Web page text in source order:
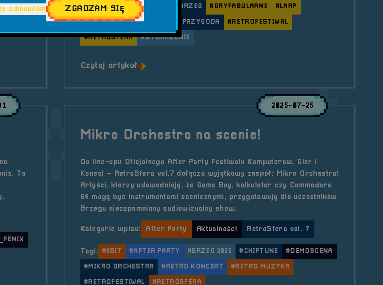
Tagi: #ALLTHEKINGSMEN #BRZEG #GRYFABULARNE #LARP
#OKF_FENIX #POSTAPO #PRZYGODA #RETROFESTIWAL
#RETROSFERA #WYDARZENIE
Czytaj artykuło tytule LARP All the King’s Men
To
2025-07-25
Mikro Orchestra na scenie!
Do line-upu Oficjalnego After Party Festiwalu Komputerów, Gier i
Konsol – RetroSfera vol.7 dołącza wyjątkowy zespół: Mikro Orchestra!
Artyści, którzy udowadniają, że Game Boy, kalkulator czy Commodore
64 mogą być instrumentami scenicznymi, przygotowują dla uczestników
Brzegu niezapomniany audiowizualny show.
Kategorie wpisu: After Party Aktualności RetroSfera vol. 7
Tagi: #8BIT #AFTER PARTY #BRZEG 2025 #CHIPTUNE #DEMOSCENA
#MIKRO ORCHESTRA #RETRO KONCERT #RETRO MUZYKA
#RETROFESTIWAL #RETROSFERA
odmawiam ZGADZAM SIĘ